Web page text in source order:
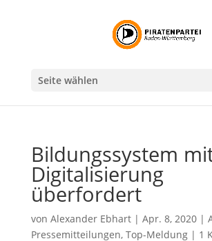
Seite wählen
Bildungssystem
Digitalisierung
überfordert
von Alexander Ebhart| Apr. 8, 2020|
Pressemitteilungen, Top-Meldung| 1